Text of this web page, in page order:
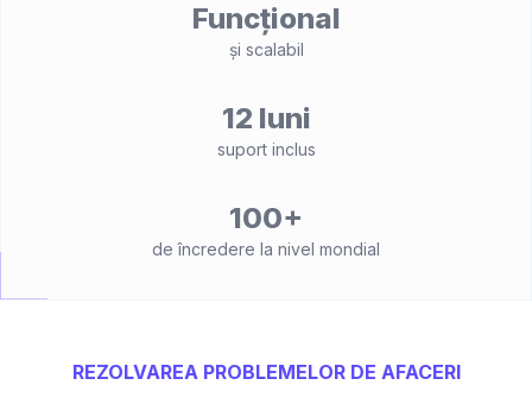
Funcțional
și scalabil
12 luni
suport inclus
100+
de încredere la nivel mondial
REZOLVAREA PROBLEMELOR DE AFACERI